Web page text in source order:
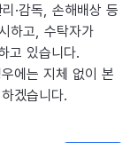
·감독, 손해배상 등
하고, 수탁자가
고 있습니다.
에는 지체 없이 본
겠습니다.